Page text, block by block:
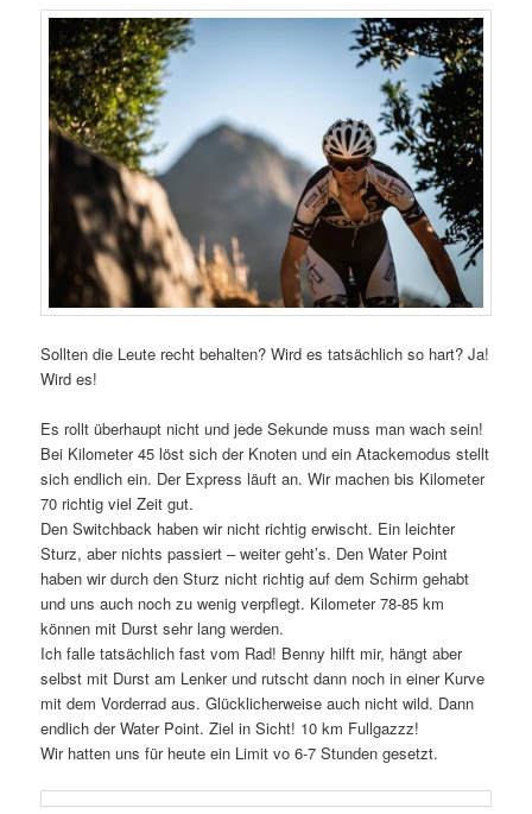
Sollten die Leute recht behalten? Wird es tatsächlich so hart? Ja!
Wird es!
Es rollt überhaupt nicht und jede Sekunde muss man wach sein!
Bei Kilometer 45 löst sich der Knoten und ein Atackemodus stellt
sich endlich ein. Der Express läuft an. Wir machen bis Kilometer
70 richtig viel Zeit gut.
Den Switchback haben wir nicht richtig erwischt. Ein leichter
Sturz, aber nichts passiert – weiter geht’s. Den Water Point
haben wir durch den Sturz nicht richtig auf dem Schirm gehabt
und uns auch noch zu wenig verpflegt. Kilometer 78-85 km
können mit Durst sehr lang werden.
Ich falle tatsächlich fast vom Rad! Benny hilft mir, hängt aber
selbst mit Durst am Lenker und rutscht dann noch in einer Kurve
mit dem Vorderrad aus. Glücklicherweise auch nicht wild. Dann
endlich der Water Point. Ziel in Sicht! 10 km Fullgazzz!
Wir hatten uns für heute ein Limit vo 6-7 Stunden gesetzt.